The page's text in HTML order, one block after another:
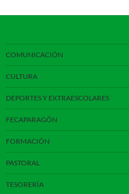
COMUNICACIÓN
CULTURA
DEPORTES Y EXTRAESCOLARES
FECAPARAGÓN
FORMACIÓN
PASTORAL
TESORERÍA